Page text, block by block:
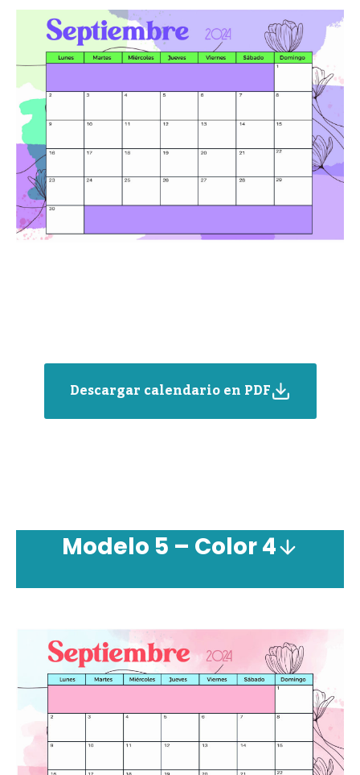
Descargar calendario en PDF
Modelo 5 – Color 4